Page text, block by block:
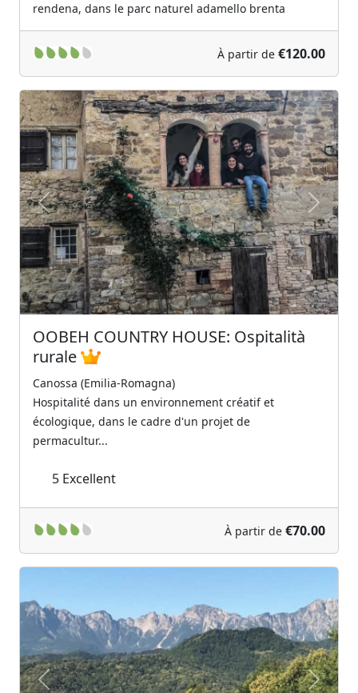
rendena, dans le parc naturel adamello brenta
À partir de €120.00
Previous Next
OOBEH COUNTRY HOUSE: Ospitalità
rurale
Canossa (Emilia-Romagna)
Hospitalité dans un environnement créatif et
écologique, dans le cadre d'un projet de
permacultur...
5 Excellent
À partir de €70.00
Previous Next